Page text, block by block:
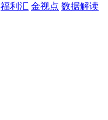
福利汇 金视点 数据解读